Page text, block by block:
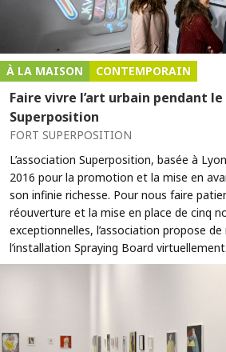
À LA MAISON CONTEMPORAIN
Faire vivre l’art urbain pendant
Superposition
FORT SUPERPOSITION
L’association Superposition, basée à
2016 pour la promotion et la mise en
son infinie richesse. Pour nous faire
réouverture et la mise en place de cinq
exceptionnelles, l’association propose
l’installation Spraying Board virtuellement.